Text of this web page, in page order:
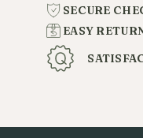
SECURE
EASY